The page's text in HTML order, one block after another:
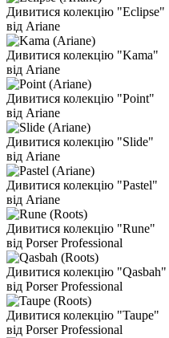
Дивитися колекцію "Eclipse"
від Ariane
Дивитися колекцію "Kama"
від Ariane
Дивитися колекцію "Point"
від Ariane
Дивитися колекцію "Slide"
від Ariane
Дивитися колекцію "Pastel"
від Ariane
Дивитися колекцію "Rune"
від Porser Professional
Дивитися колекцію "Qasbah"
від Porser Professional
Дивитися колекцію "Taupe"
від Porser Professional